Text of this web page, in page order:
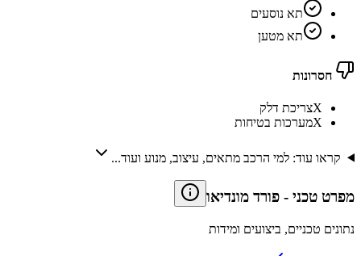
תא נוסעים
תא מטען
חסרונות
Xצריכת דלק
Xמערכות בטיחות
קראו עוד: למי הרכב מתאים, עיצוב, מנוע ועוד...
מפרט טכני - פורד מונדיאו
נתונים טכניים, ביצועים ומידות